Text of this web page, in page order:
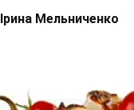
Ірина Мельниченко